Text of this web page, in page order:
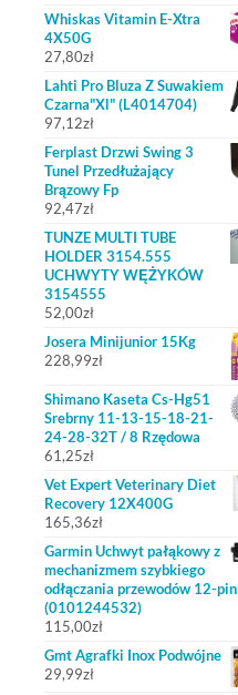
Whiskas Vitamin E-Xtra
4X50G
27,80zł
Lahti Pro Bluza Z Suwakiem
Czarna"Xl" (L4014704)
97,12zł
Ferplast Drzwi Swing 3
Tunel Przedłużający
Brązowy Fp
92,47zł
TUNZE MULTI TUBE
HOLDER 3154.555
UCHWYTY WĘŻYKÓW
3154555
52,00zł
Josera Minijunior 15Kg
228,99zł
Shimano Kaseta Cs-Hg51
Srebrny 11-13-15-18-21-
24-28-32T / 8 Rzędowa
61,25zł
Vet Expert Veterinary Diet
Recovery 12X400G
165,36zł
Garmin Uchwyt pałąkowy z
mechanizmem szybkiego
odłączania przewodów 12-pin
(0101244532)
115,00zł
Gmt Agrafki Inox Podwójne
29,99zł